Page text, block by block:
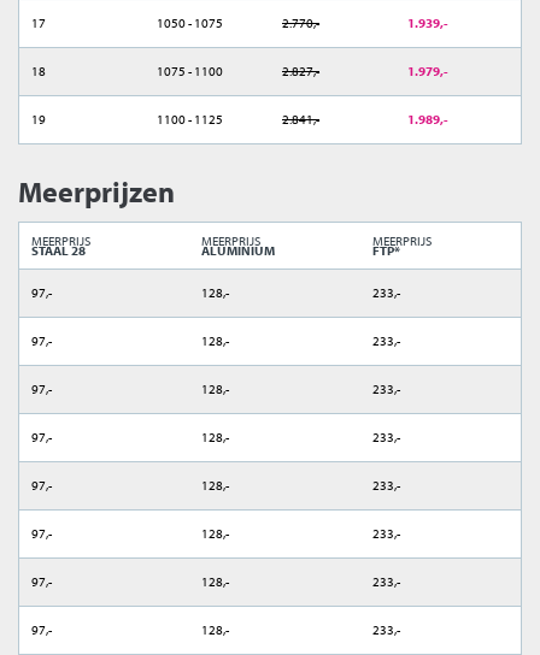
17 1050 - 1075 2.770,- 1.939,-
18 1075 - 1100 2.827,- 1.979,-
19 1100 - 1125 2.841,- 1.989,-
Meerprijzen
STAAL 28
MEERPRIJS
ALUMINIUM
MEERPRIJS
FTP*
MEERPRIJS
97,- 128,- 233,-
97,- 128,- 233,-
97,- 128,- 233,-
97,- 128,- 233,-
97,- 128,- 233,-
97,- 128,- 233,-
97,- 128,- 233,-
97,- 128,- 233,-